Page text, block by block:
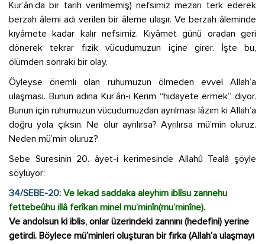
Kur’ân’da bir tarih verilmemiş) nefsimiz mezarı terk ederek
berzah âlemi adı verilen bir âleme ulaşır. Ve berzah âleminde
kıyâmete kadar kalır nefsimiz. Kıyâmet günü oradan geri
dönerek tekrar fizik vücudumuzun içine girer. İşte bu,
ölümden sonraki bir olay.
Öyleyse önemli olan ruhumuzun ölmeden evvel Allah’a
ulaşması. Bunun adına Kur’ân-ı Kerim “hidayete ermek” diyor.
Bunun için ruhumuzun vücudumuzdan ayrılması lâzım ki Allah’a
doğru yola çıksın. Ne olur ayrılırsa? Ayrılırsa mü’min oluruz.
Neden mü’min oluruz?
Sebe Suresinin 20. âyet-i kerimesinde Allahû Tealâ şöyle
söylüyor:
34/SEBE-20: Ve lekad saddaka aleyhim iblîsu zannehu
fettebeûhu illâ ferîkan minel mu’minîn(mu’minîne).
Ve andolsun ki iblis, onlar üzerindeki zannını (hedefini) yerine
getirdi. Böylece mü’minleri oluşturan bir fırka (Allah’a ulaşmayı